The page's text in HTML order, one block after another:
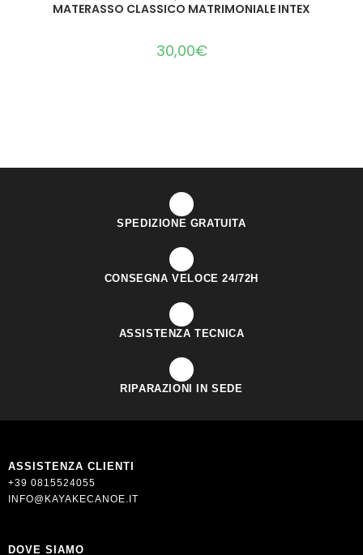
MATERASSO CLASSICO MATRIMONIALE INTEX
30,00€
SPEDIZIONE GRATUITA
CONSEGNA VELOCE 24/72H
ASSISTENZA TECNICA
RIPARAZIONI IN SEDE
ASSISTENZA CLIENTI
+39 0815524055
INFO@KAYAKECANOE.IT
DOVE SIAMO